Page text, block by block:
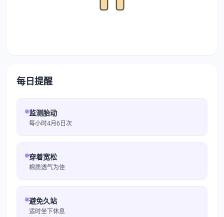
每日提醒
监测胎动
每小时4月6日次
穿着宽松
棉质透气为佳
避免久站
适时坐下休息